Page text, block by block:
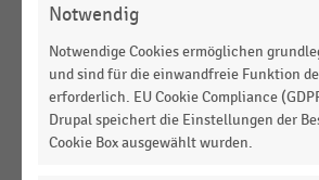
Travel Retail: Anzahl der
DEUTSCHSPRACHIGER
Travel Retail: Branchenmix an
Flughäfen in Deutschland
Notwendig
Notwendige Cookies ermöglichen
und sind für die einwandfreie Funktion
erforderlich. EU Cookie Compliance
Drupal speichert die Einstellungen der
Cookie Box ausgewählt wurden.